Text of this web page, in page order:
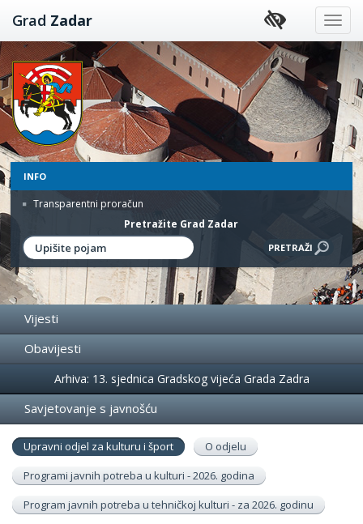
Preskoči
na
sadržaj
Grad Zadar
INFO
Transparentni proračun
Pretražite Grad Zadar
Vijesti
Obavijesti
Događanja
Arhiva: 13. sjednica Gradskog vijeća Grada Zadra
Savjetovanje s javnošću
Upravni odjel za kulturu i šport
O odjelu
Programi javnih potreba u kulturi - 2026. godina
Program javnih potreba u tehničkoj kulturi - za 2026. godinu